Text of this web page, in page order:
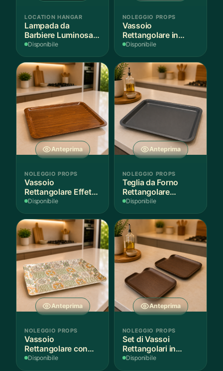
LOCATION HANGAR
Lampada da
Barbiere Luminosa
Rotante
Disponibile
NOLEGGIO PROPS
Vassoio
Rettangolare in
Legno Scuro
Disponibile
Anteprima
NOLEGGIO PROPS
Vassoio
Rettangolare Effetto
Legno
Disponibile
Anteprima
NOLEGGIO PROPS
Teglia da Forno
Rettangolare
Antiaderente
Disponibile
Anteprima
NOLEGGIO PROPS
Vassoio
Rettangolare con
Fantasia
Disponibile
Anteprima
NOLEGGIO PROPS
Set di Vassoi
Rettangolari in
Finitura Legno
Disponibile